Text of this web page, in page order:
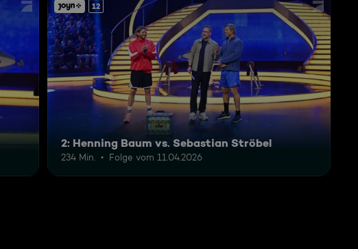
12
2: Henning Baum vs. Sebastian Ströbel
234 Min. Folge vom 11.04.2026